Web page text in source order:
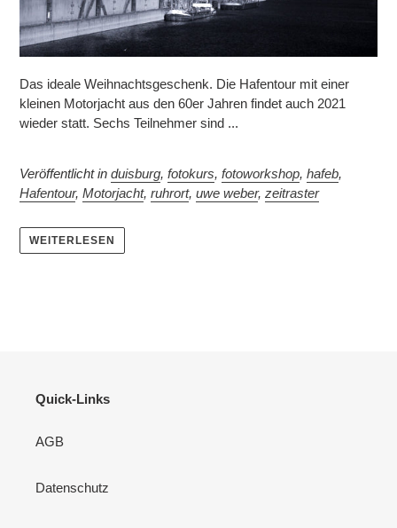
Das ideale Weihnachtsgeschenk. Die Hafentour mit einer
kleinen Motorjacht aus den 60er Jahren findet auch 2021
wieder statt. Sechs Teilnehmer sind ...
Veröffentlicht in duisburg, fotokurs, fotoworkshop, hafeb,
Hafentour, Motorjacht, ruhrort, uwe weber, zeitraster
WEITERLESEN
Quick-Links
AGB
Datenschutz